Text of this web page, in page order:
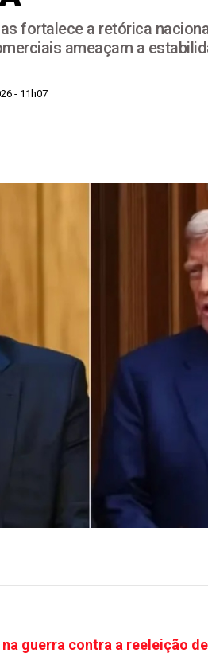
EUA diz que respeitará escolha do
revela plano para matar Messi
e Central Única de Leitos:
fortalece a retórica
ameaçam a
- 11h07
guerra contra a reeleição